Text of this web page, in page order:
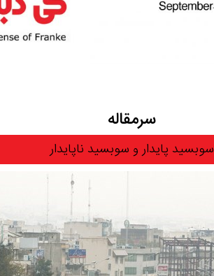
سرمقاله
سوبسید پایدار و سوبسید ناپایدار